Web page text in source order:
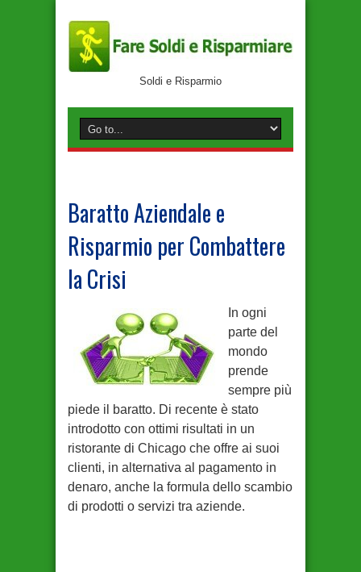
Soldi e Risparmio
Baratto Aziendale e
Risparmio per Combattere
la Crisi
In ogni
parte del
mondo
prende
sempre più
piede il baratto. Di recente è stato
introdotto con ottimi risultati in un
ristorante di Chicago che offre ai suoi
clienti, in alternativa al pagamento in
denaro, anche la formula dello scambio
di prodotti o servizi tra aziende.